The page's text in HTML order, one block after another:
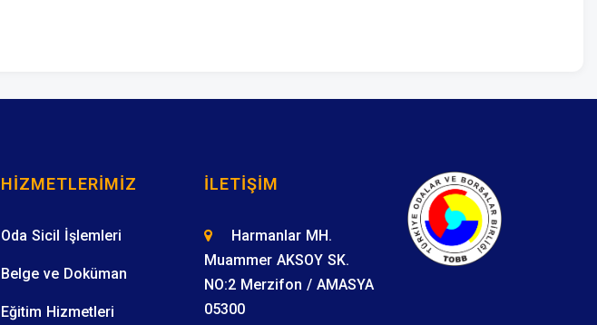
HIZMETLERIMIZ
Oda Sicil İşlemleri
Belge ve Doküman
Eğitim Hizmetleri
İLETIŞIM
Harmanlar MH.
Muammer AKSOY SK.
NO:2 Merzifon / AMASYA
05300